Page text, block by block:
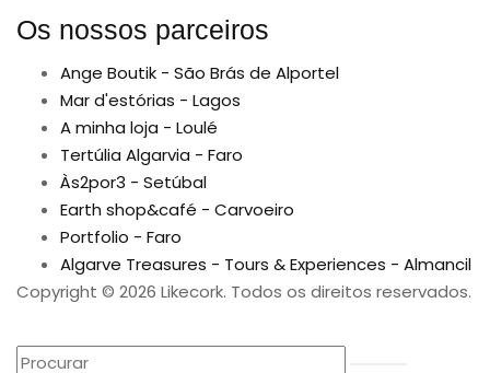
Os nossos parceiros
Ange Boutik - São Brás de Alportel
Mar d'estórias - Lagos
A minha loja - Loulé
Tertúlia Algarvia - Faro
Às2por3 - Setúbal
Earth shop&café - Carvoeiro
Portfolio - Faro
Algarve Treasures - Tours & Experiences - Almancil
Copyright © 2026 Likecork. Todos os direitos reservados.